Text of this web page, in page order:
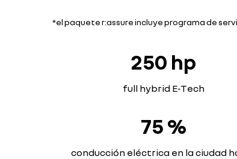
*el paquete r:assure incluye programa de
250 hp
full hybrid E‑Tech
75 %
conducción eléctrica en la ciudad